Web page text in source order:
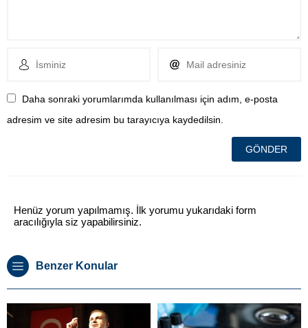
Daha sonraki yorumlarımda kullanılması için adım, e-posta
adresim ve site adresim bu tarayıcıya kaydedilsin.
Henüz yorum yapılmamış. İlk yorumu yukarıdaki form
aracılığıyla siz yapabilirsiniz.
Benzer Konular